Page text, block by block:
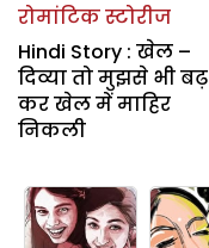
रोमांटिक स्टोरीज
Hindi Story : खेल –
दिव्या तो मुझसे भी बढ़
कर खेल में माहिर
निकली